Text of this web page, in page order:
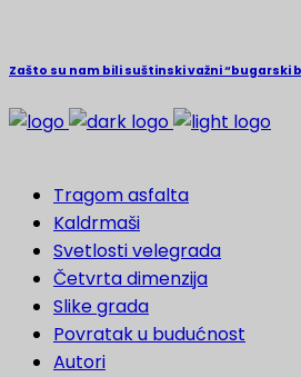
Zašto su nam bili suštinski važni “bugarski
Tragom asfalta
Kaldrmaši
Svetlosti velegrada
Četvrta dimenzija
Slike grada
Povratak u budućnost
Autori